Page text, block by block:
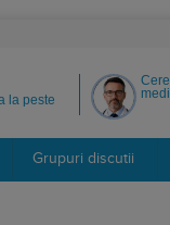
la peste
Grupuri discutii